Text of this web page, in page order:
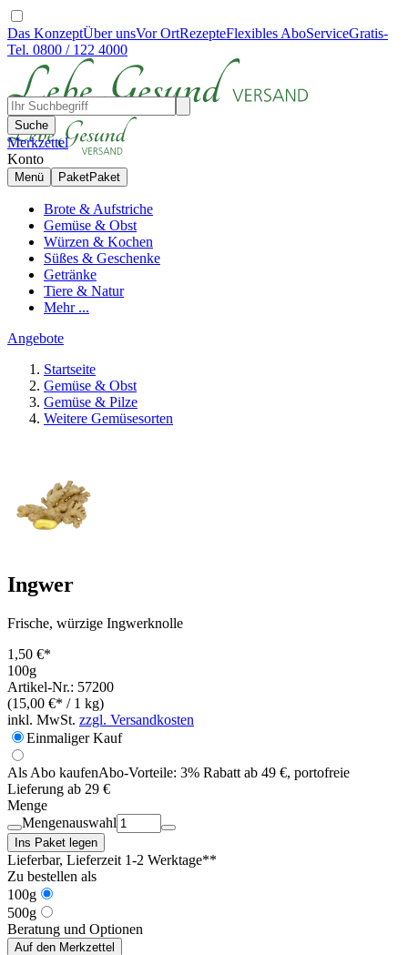
Das KonzeptÜber unsVor OrtRezepteFlexibles AboServiceGratis-
Tel. 0800 / 122 4000
Suche
Merkzettel
Konto
Menü PaketPaket
Brote & Aufstriche
Gemüse & Obst
Würzen & Kochen
Süßes & Geschenke
Getränke
Tiere & Natur
Mehr ...
Angebote
Startseite
Gemüse & Obst
Gemüse & Pilze
Weitere Gemüsesorten
Ingwer
Frische, würzige Ingwerknolle
1,50 €*
100g
Artikel-Nr.: 57200
(15,00 €* / 1 kg)
inkl. MwSt. zzgl. Versandkosten
Einmaliger Kauf
Als Abo kaufenAbo-Vorteile: 3% Rabatt ab 49 €, portofreie
Lieferung ab 29 €
Menge
Mengenauswahl
Ins Paket legen
Lieferbar, Lieferzeit 1-2 Werktage**
Zu bestellen als
100g
500g
Beratung und Optionen
Auf den Merkzettel